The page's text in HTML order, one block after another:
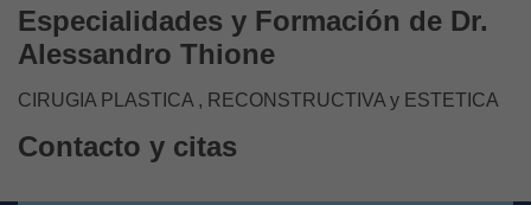
Especialidades y Formación de Dr.
Alessandro Thione
CIRUGIA PLASTICA , RECONSTRUCTIVA y ESTETICA
Contacto y citas